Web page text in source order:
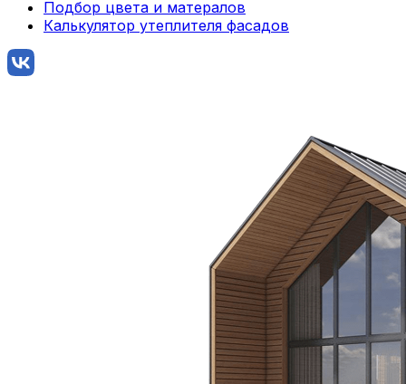
Подбор цвета и матералов
Калькулятор утеплителя фасадов